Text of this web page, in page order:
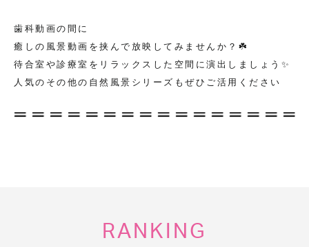
歯科動画の間に
癒しの風景動画を挟んで放映してみませんか？☘️
待合室や診療室をリラックスした空間に演出しましょう✨
人気のその他の自然風景シリーズもぜひご活用ください
RANKING